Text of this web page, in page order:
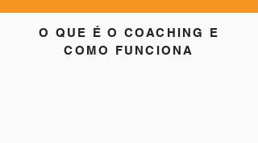
O QUE É O COACHING E
COMO FUNCIONA